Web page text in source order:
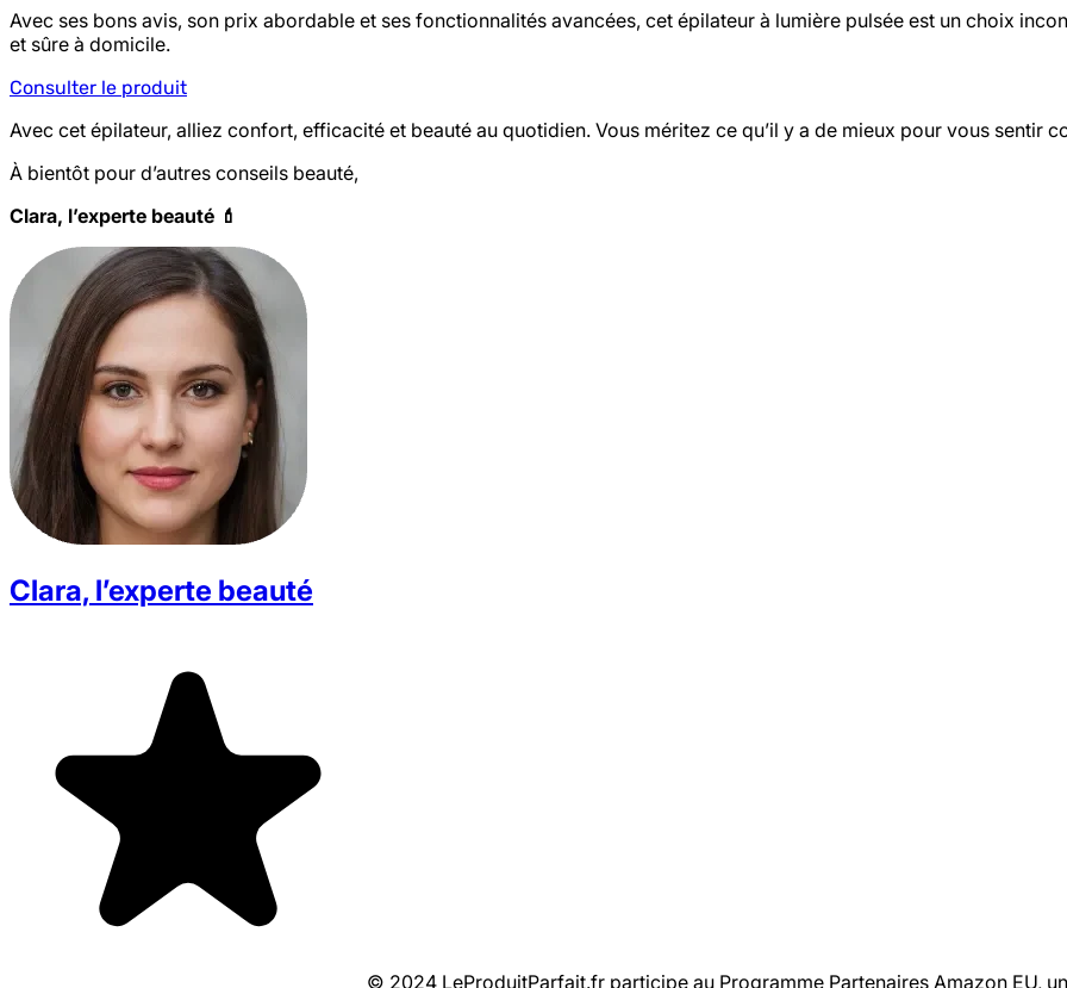
Avec ses bons avis, son prix abordable et ses fonctionnalités avancées, cet épilateur à lumière pulsée est un choix
et sûre à domicile.
Consulter le produit
Avec cet épilateur, alliez confort, efficacité et beauté au quotidien. Vous méritez ce qu’il y a de mieux pour vous sentir
À bientôt pour d’autres conseils beauté,
Clara, l’experte beauté 💄
Clara, l’experte beauté
© 2024 LeProduitParfait.fr participe au Programme Partenaires Amazon EU,